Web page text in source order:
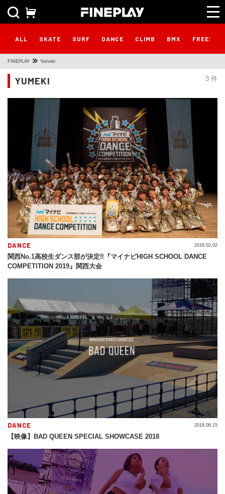
ALL SKATE SURF DANCE CLIMB BMX
FINEPLAY Yumeki
3 件
YUMEKI
DANCE
関西No.1高校生ダンス部が決定‼『マイナビHIGH SCHOOL DANCE
COMPETITION 2019』関西大会
2019.02.02
DANCE
【映像】BAD QUEEN SPECIAL SHOWCASE 2018
2018.08.15